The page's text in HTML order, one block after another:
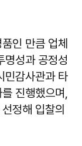
인 만큼 업체
명성과 공정성
민감사관과 타
진행했으며,
정해 입찰의